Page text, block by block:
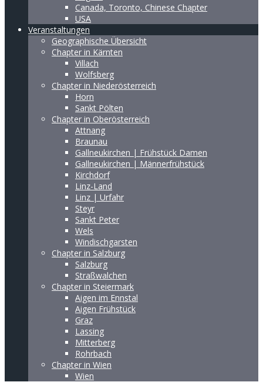
Canada, Toronto, Chinese Chapter
USA
Veranstaltungen
Geographische Übersicht
Chapter in Kärnten
Villach
Wolfsberg
Chapter in Niederösterreich
Horn
Sankt Pölten
Chapter in Oberösterreich
Attnang
Braunau
Gallneukirchen | Frühstück Damen
Gallneukirchen | Männerfrühstück
Kirchdorf
Linz-Land
Linz | Urfahr
Steyr
Sankt Peter
Wels
Windischgarsten
Chapter in Salzburg
Salzburg
Straßwalchen
Chapter in Steiermark
Aigen im Ennstal
Aigen Frühstück
Graz
Lassing
Mitterberg
Rohrbach
Chapter in Wien
Wien